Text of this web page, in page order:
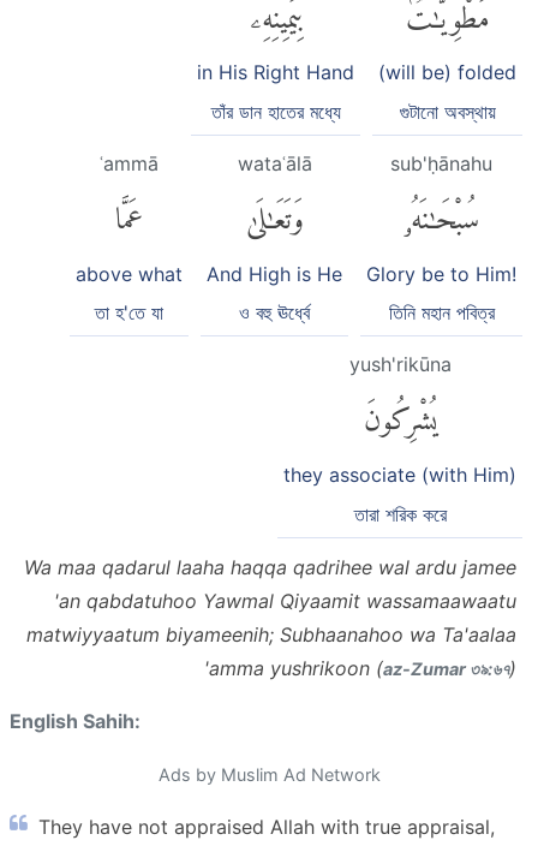
(will be) folded
গুটানো অবস্থায়
in His Right Hand
তাঁর ডান হাতের মধ্যে
sub'ḥānahu
سُبْحَٰنَهُۥ
Glory be to Him!
তিনি মহান পবিত্র
wataʿālā
وَتَعَٰلَىٰ
And High is He
ও বহু ঊর্ধ্বে
ʿammā
عَمَّا
above what
তা হ'তে যা
yush'rikūna
يُشْرِكُونَ
they associate (with Him)
তারা শরিক করে
Wa maa qadarul laaha haqqa qadrihee wal ardu jamee
'an qabdatuhoo Yawmal Qiyaamit wassamaawaatu
matwiyyaatum biyameenih; Subhaanahoo wa Ta'aalaa
'amma yushrikoon (az-Zumar ৩৯:৬৭)
English Sahih:
Ads by Muslim Ad Network
They have not appraised Allah with true appraisal,